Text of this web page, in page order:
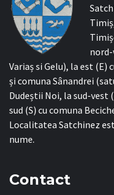
nord-
Variaș si Gelu), la est (E)
și comuna Sânandrei
Dudeștii Noi, la sud-vest
sud (S) cu comuna
Localitatea Satchinez
nume.
Contact